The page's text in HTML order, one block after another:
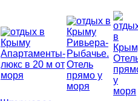
Апартаменты-
люкс в 20 м от
моря
Ривьера-
Рыбачье.
Отель
прямо у
моря
у
моря